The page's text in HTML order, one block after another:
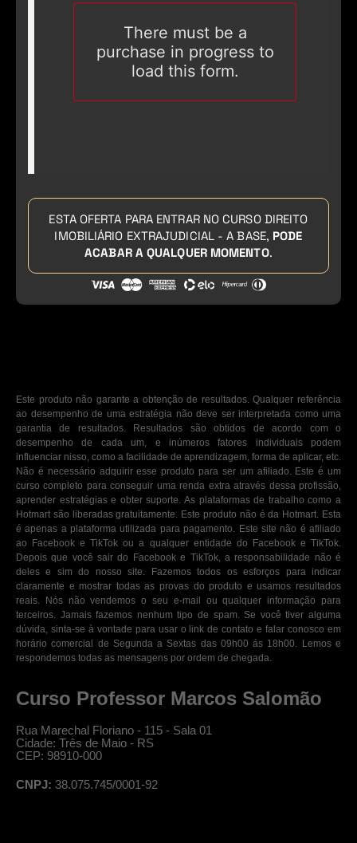
ESTA OFERTA PARA ENTRAR NO CURSO DIREITO
IMOBILIÁRIO EXTRAJUDICIAL - A BASE, PODE
ACABAR A QUALQUER MOMENTO.
Este produto não garante a obtenção de resultados. Qualquer referência
ao desempenho de uma estratégia não deve ser interpretada como uma
garantia de resultados. Resultados são obtidos de acordo com o
desempenho de cada um, e inúmeros fatores individuais podem
influenciar nisso, como a facilidade de aprendizagem, forma de aplicar, etc.
Não é necessário adquirir esse produto para ser um afiliado. Este é um
curso completo para conseguir uma renda extra através dessa profissão,
aprender estratégias e obter suporte. As plataformas de trabalho como a
Hotmart são liberadas gratuitamente. Este produto não é da Hotmart. Esta
é apenas a plataforma utilizada para pagamento. Este site não é afiliado
ao Facebook e TikTok ou a qualquer entidade do Facebook e TikTok.
Depois que você sair do Facebook e TikTok, a responsabilidade não é
deles e sim do nosso site. Fazemos todos os esforços para indicar
claramente e mostrar todas as provas do produto e usamos resultados
reais. Nós não vendemos o seu e-mail ou qualquer informação para
terceiros. Jamais fazemos nenhum tipo de spam. Se você tiver alguma
dúvida, sinta-se à vontade para usar o link de contato e falar conosco em
horário comercial de Segunda a Sextas das 09h00 ás 18h00. Lemos e
respondemos todas as mensagens por ordem de chegada.
Curso Professor Marcos Salomão
Rua Marechal Floriano - 115 - Sala 01
Cidade: Três de Maio - RS
CEP: 98910-000
CNPJ: 38.075.745/0001-92